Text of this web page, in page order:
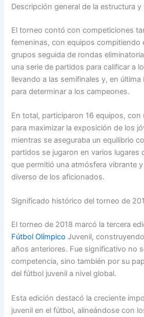
Descripción general de la estructura
El torneo contó con competiciones
femeninas, con equipos compitiendo
grupos seguida de rondas
una serie de partidos para calificar a
llevando a las semifinales y, en
para determinar a los campeones.
En total, participaron 16 equipos,
para maximizar la exposición de los
mientras se aseguraba un equilibrio
partidos se jugaron en varios lugares
que permitió una atmósfera vibrante
diverso de los aficionados.
Significado histórico del torneo de
El torneo de 2018 marcó la tercera
Fútbol Olímpico Juvenil,
años anteriores. Fue significativo no
competencia, sino también por su
del fútbol juvenil a nivel global.
Esta edición destacó la creciente
juvenil en el fútbol, alineándose con